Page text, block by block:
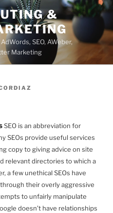
&
SEO, AWeber,
Marketing
SEO is an abbreviation for
SEOs provide useful services
copy to giving advice on site
relevant directories to which a
a few unethical SEOs have
their overly aggressive
to unfairly manipulate
doesn’t have relationships